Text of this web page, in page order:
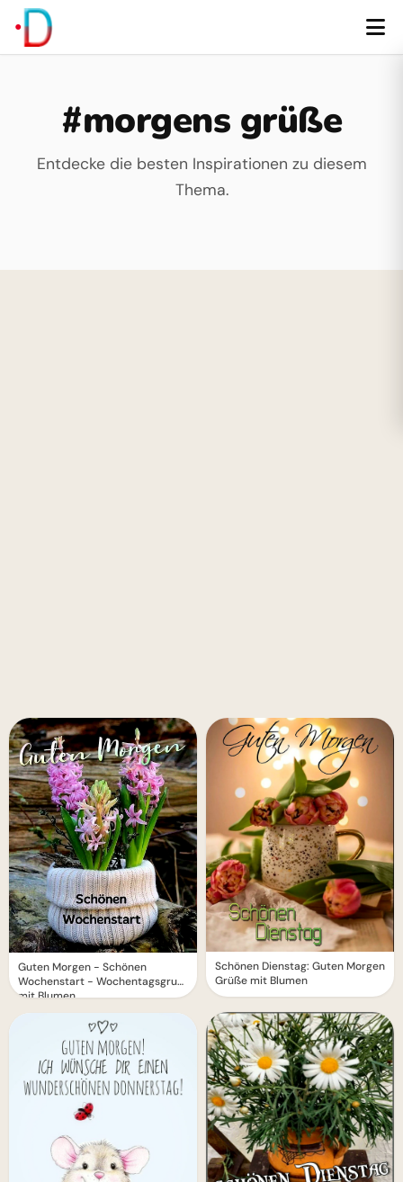
#morgens grüße
Entdecke die besten Inspirationen zu diesem
Thema.
Guten Morgen - Schönen
Wochenstart - Wochentagsgruß
mit Blumen
Schönen Dienstag: Guten Morgen
Grüße mit Blumen